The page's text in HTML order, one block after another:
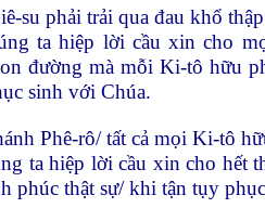
su phải trải qua đau khổ
ta hiệp lời cầu xin cho
đường mà mỗi Ki-tô hữu
sinh với Chúa.
Phê-rô/ tất cả mọi Ki-tô
ta hiệp lời cầu xin cho hết
phúc thật sự/ khi tận tụy